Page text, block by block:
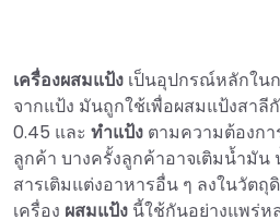
เครื่องผสมแป้ง เป็นอุปกรณ์หลักใน
จากแป้ง มันถูกใช้เพื่อผสมแป้งสาลี
0.45 และ ทำแป้ง ตามความต้องก
ลูกค้า บางครั้งลูกค้าอาจเติมน้ำมัน
สารเติมแต่งอาหารอื่น ๆ ลงในวัตถุ
เครื่อง ผสมแป้ง นี้ใช้กันอย่างแพร่ห